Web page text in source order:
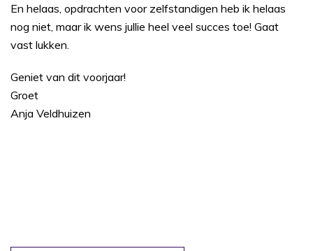
En helaas, opdrachten voor zelfstandigen heb ik helaas
nog niet, maar ik wens jullie heel veel succes toe! Gaat
vast lukken.
Geniet van dit voorjaar!
Groet
Anja Veldhuizen